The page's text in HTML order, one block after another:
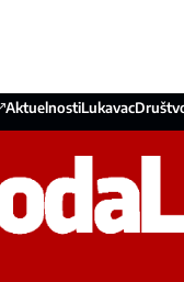
AktuelnostiLukavac